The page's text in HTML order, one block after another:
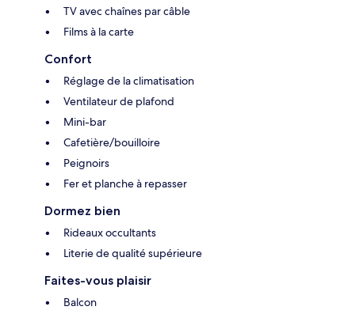
TV avec chaînes par câble
Films à la carte
Confort
Réglage de la climatisation
Ventilateur de plafond
Mini-bar
Cafetière/bouilloire
Peignoirs
Fer et planche à repasser
Dormez bien
Rideaux occultants
Literie de qualité supérieure
Faites-vous plaisir
Balcon